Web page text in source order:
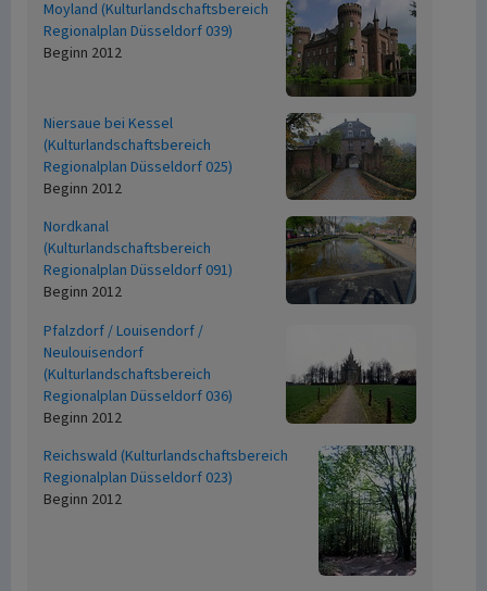
Moyland (Kulturlandschaftsbereich
Regionalplan Düsseldorf 039)
Beginn 2012
Niersaue bei Kessel
(Kulturlandschaftsbereich
Regionalplan Düsseldorf 025)
Beginn 2012
Nordkanal
(Kulturlandschaftsbereich
Regionalplan Düsseldorf 091)
Beginn 2012
Pfalzdorf / Louisendorf /
Neulouisendorf
(Kulturlandschaftsbereich
Regionalplan Düsseldorf 036)
Beginn 2012
Reichswald (Kulturlandschaftsbereich
Regionalplan Düsseldorf 023)
Beginn 2012